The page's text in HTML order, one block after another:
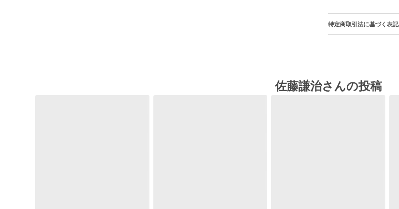
特定商取引法に基づく表記
佐藤謙治さんの投稿